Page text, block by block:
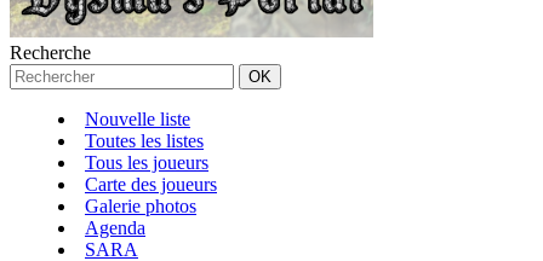
Recherche
Nouvelle liste
Toutes les listes
Tous les joueurs
Carte des joueurs
Galerie photos
Agenda
SARA